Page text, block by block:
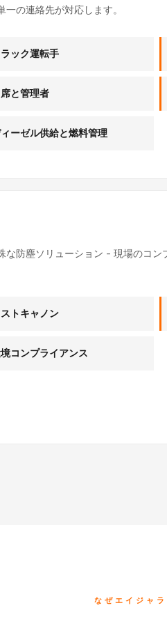
の連絡先が対応します。
ラック運転手
と管理者
ーゼル供給と燃料管理
な防塵ソリューション - 現場のコン
ストキャノン
コンプライアンス
なぜエイジャ